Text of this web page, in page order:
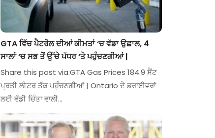
GTA ਵਿੱਚ ਪੈਟਰੋਲ ਦੀਆਂ ਕੀਮਤਾਂ ‘ਚ ਵੱਡਾ ਉਛਾਲ, 4
ਸਾਲਾਂ ‘ਚ ਸਭ ਤੋਂ ਉੱਚੇ ਪੱਧਰ ‘ਤੇ ਪਹੁੰਚਣਗੀਆਂ |
Share this post via:GTA Gas Prices 184.9 ਸੈਂਟ
ਪ੍ਰਤੀ ਲੀਟਰ ਤੱਕ ਪਹੁੰਚਣਗੀਆਂ | Ontario ਦੇ ਡਰਾਈਵਰਾਂ
ਲਈ ਵੱਡੀ ਚਿੰਤਾ ਵਾਲੀ…